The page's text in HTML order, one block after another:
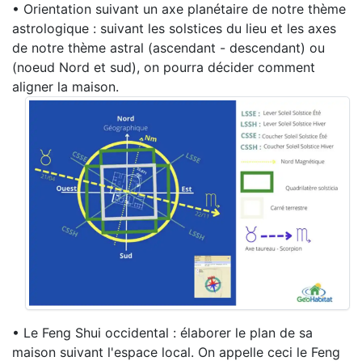
• Orientation suivant un axe planétaire de notre thème
astrologique : suivant les solstices du lieu et les axes
de notre thème astral (ascendant - descendant) ou
(noeud Nord et sud), on pourra décider comment
aligner la maison.
• Le Feng Shui occidental : élaborer le plan de sa
maison suivant l'espace local. On appelle ceci le Feng